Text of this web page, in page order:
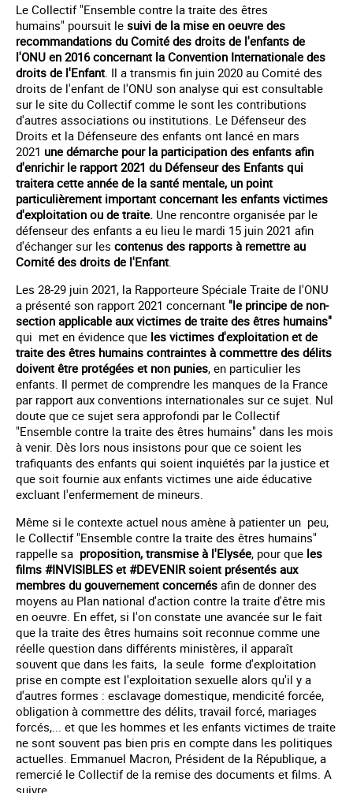
Le Collectif "Ensemble contre la traite des êtres
humains" poursuit le suivi de la mise en oeuvre des
recommandations du Comité des droits de l'enfants de
l'ONU en 2016 concernant la Convention Internationale des
droits de l'Enfant . Il a transmis fin juin 2020 au Comité des
droits de l'enfant de l'ONU son analyse qui est consultable
sur le site du Collectif comme le sont les contributions
d'autres associations ou institutions. Le Défenseur des
Droits et la Défenseure des enfants ont lancé en mars
2021 une démarche pour la participation des enfants afin
d'enrichir le rapport 2021 du Défenseur des Enfants qui
traitera cette année de la santé mentale, un point
particulièrement important concernant les enfants victimes
d'exploitation ou de traite. Une rencontre organisée par le
défenseur des enfants a eu lieu le mardi 15 juin 2021 afin
d'échanger sur les contenus des rapports à remettre au
Comité des droits de l'Enfant
Les 28-29 juin 2021, la Rapporteure Spéciale Traite de l'ONU
a présenté son rapport 2021 concernant "le principe de non-
section applicable aux victimes de traite des êtres humains"
qui met en évidence que les victimes d'exploitation et de
traite des êtres humains contraintes à commettre des délits
doivent être protégées et non punies, en particulier les
enfants. Il permet de comprendre les manques de la France
par rapport aux conventions internationales sur ce sujet. Nul
doute que ce sujet sera approfondi par le Collectif
"Ensemble contre la traite des êtres humains" dans les mois
à venir. Dès lors nous insistons pour que ce soient les
trafiquants des enfants qui soient inquiétés par la justice et
que soit fournie aux enfants victimes une aide éducative
excluant l'enfermement de mineurs.
Même si le contexte actuel nous amène à patienter un peu,
le Collectif "Ensemble contre la traite des êtres humains"
rappelle sa proposition, transmise à l'Elysée, pour que les
films #INVISIBLES et #DEVENIR soient présentés aux
membres du gouvernement concernés afin de donner des
moyens au Plan national d'action contre la traite d'être mis
en oeuvre. En effet, si l'on constate une avancée sur le fait
que la traite des êtres humains soit reconnue comme une
réelle question dans différents ministères, il apparaît
souvent que dans les faits, la seule forme d'exploitation
prise en compte est l'exploitation sexuelle alors qu'il y a
d'autres formes : esclavage domestique, mendicité forcée,
obligation à commettre des délits, travail forcé, mariages
forcés,... et que les hommes et les enfants victimes de traite
ne sont souvent pas bien pris en compte dans les politiques
actuelles. Emmanuel Macron, Président de la République, a
remercié le Collectif de la remise des documents et films. A
suivre.